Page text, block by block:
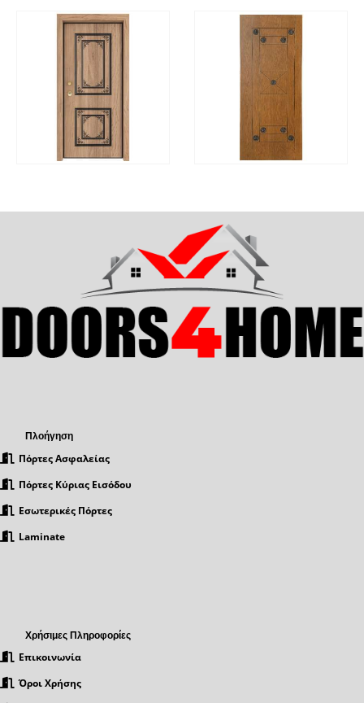
ΔΙΑΒΆΣΤΕ ΠΕΡΙΣΣΌΤΕΡΑ
ΓΡΉΓΟΡΗ ΔΙΑΒΆΣΤΕ
Πλοήγηση
Πόρτες Ασφαλείας
Πόρτες Κύριας Εισόδου
Εσωτερικές Πόρτες
Laminate
Χρήσιμες Πληροφορίες
Επικοινωνία
Όροι Χρήσης